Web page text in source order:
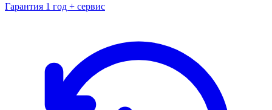
Гарантия 1 год + сервис